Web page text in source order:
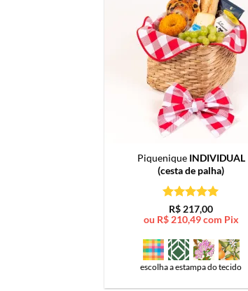
Piquenique INDIVIDUAL
(cesta de palha)
Avaliação5
de 5
R$ 217,00
ou R$210,49com Pix
escolha a estampa do tecido